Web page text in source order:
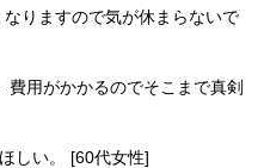
りますので気が休まらないで
用がかかるのでそこまで真剣
しい。 [60代女性]